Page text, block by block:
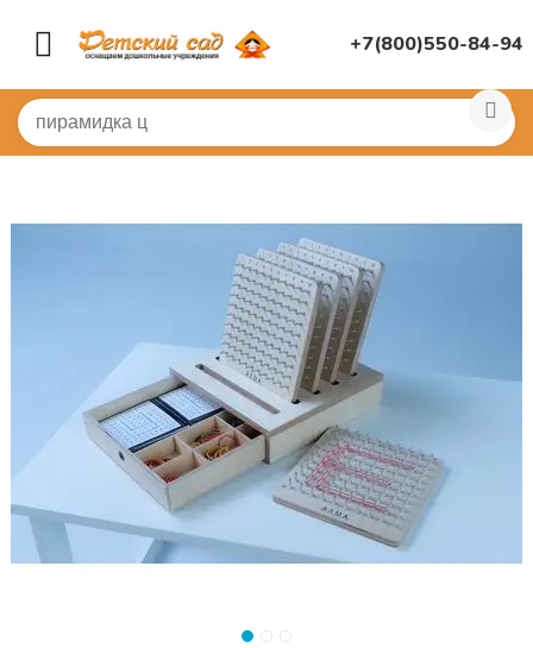
+7(800)550-84-94
Главная / ДИДАКТИЧЕСКИЕ ИГРЫ Прочие пособия